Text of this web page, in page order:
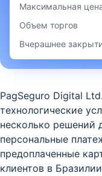
Максимальная
Объем торгов
Вчерашнее
PagSeguro Digital
технологические
несколько решений
персональные
предоплаченные
клиентов в